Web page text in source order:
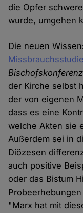
die Opfer
wurde, umgehen
Die neuen
Missbrauchsstudie
Bischofskonferenz
der Kirche selbst
der von eigenen
dass es eine
welche Akten sie
Außerdem sei in
Diözesen
auch positive
oder das Bistum
"Marx hat mit